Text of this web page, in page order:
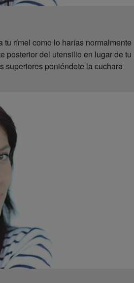
rímel como lo harías normalmente
posterior del utensilio en lugar de tu
superiores poniéndote la cuchara